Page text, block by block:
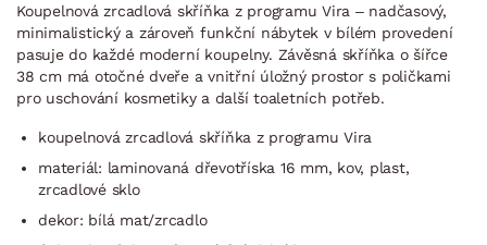
Koupelnová zrcadlová skříňka z programu Vira – nadčasový,
minimalistický a zároveň funkční nábytek v bílém provedení
pasuje do každé moderní koupelny. Závěsná skříňka o šířce
38 cm má otočné dveře a vnitřní úložný prostor s poličkami
pro uschování kosmetiky a další toaletních potřeb.
koupelnová zrcadlová skříňka z programu Vira
materiál: laminovaná dřevotříska 16 mm, kov, plast,
zrcadlové sklo
dekor: bílá mat/zrcadlo